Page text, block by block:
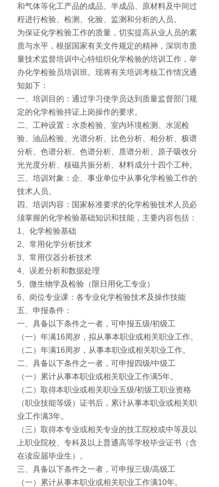
和气体等化工产品的成品、半成品、原材料及中间过
程进行检验、检测、化验、监测和分析的人员。
为保证化学检验工作的质量，切实提高从业人员的素
质与水平，根据国家有关文件规定的精神，深圳市质
量技术监督培训中心特组织化学检验的培训工作，举
办化学检验员培训班。现将有关培训考核工作情况通
知如下：
一、培训目的：通过学习使学员达到质量监督部门规
定的化学检验持证上岗操作的要求。
二、工种设置：水质检验、室内环境检测、水泥检
验、油品检验、光谱分析、比色分析、相分析、极谱
分析、色谱分析、色谱分析、质谱分析、原子吸收分
光光度分析、核磁共振分析、材料成分十四个工种。
三、培训对象：企、事业单位中从事化学检验工作的
技术人员。
四、培训内容：国家标准要求的化学检验技术人员必
须掌握的化学检验基础知识和技能，主要内容包括：
1、化学检验基础
2、常用化学分析技术
3、常用仪器分析技术
4、误差分析和数据处理
5、微生物学及检验（限日用化工专业）
6、岗位专业课：各专业化学检验技术及操作技能
五、申报条件：
一、具备以下条件之一者，可申报五级/初级工
（一）年满16周岁，拟从事本职业或相关职业工作。
（二）年满16周岁，从事本职业或相关职业工作。
二、具备以下条件之一者，可申报四级/中级工
（一）累计从事本职业或相关职业工作满5年。
（二）取得本职业或相关职业五级/初级工职业资格
（职业技能等级）证书后，累计从事本职业或相关职
业工作满3年。
（三）取得本专业或相关专业的技工院校或中等及以
上职业院校、专科及以上普通高等学校毕业证书（含
在读应届毕业生）。
三、具备以下条件之一者，可申报三级/高级工
（一）累计从事本职业或相关职业工作满10年。